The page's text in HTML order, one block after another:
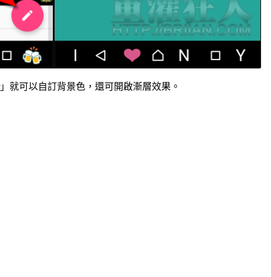
就可以自訂背景色，還可開啟漸層效果。